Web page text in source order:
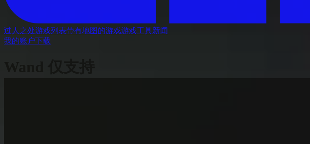
过人之处游戏列表带有地图的游戏游戏工具新闻
我的账户下载